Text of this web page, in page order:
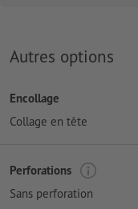
Autres options
Encollage
Collage en tête
Perforations
Sans perforation